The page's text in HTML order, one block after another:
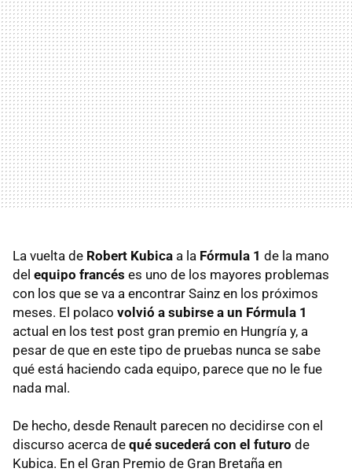
La vuelta de Robert Kubica a la Fórmula 1 de la mano
del equipo francés es uno de los mayores problemas
con los que se va a encontrar Sainz en los próximos
meses. El polaco volvió a subirse a un Fórmula 1
actual en los test post gran premio en Hungría y, a
pesar de que en este tipo de pruebas nunca se sabe
qué está haciendo cada equipo, parece que no le fue
nada mal.
De hecho, desde Renault parecen no decidirse con el
discurso acerca de qué sucederá con el futuro de
Kubica. En el Gran Premio de Gran Bretaña en